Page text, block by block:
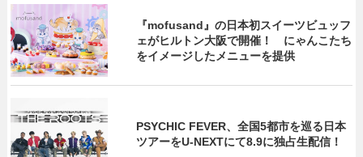
『mofusand』の日本初スイーツビュッフ
ェがヒルトン大阪で開催！ にゃんこたち
をイメージしたメニューを提供
PSYCHIC FEVER、全国5都市を巡る日本
ツアーをU‐NEXTにて8.9に独占生配信！